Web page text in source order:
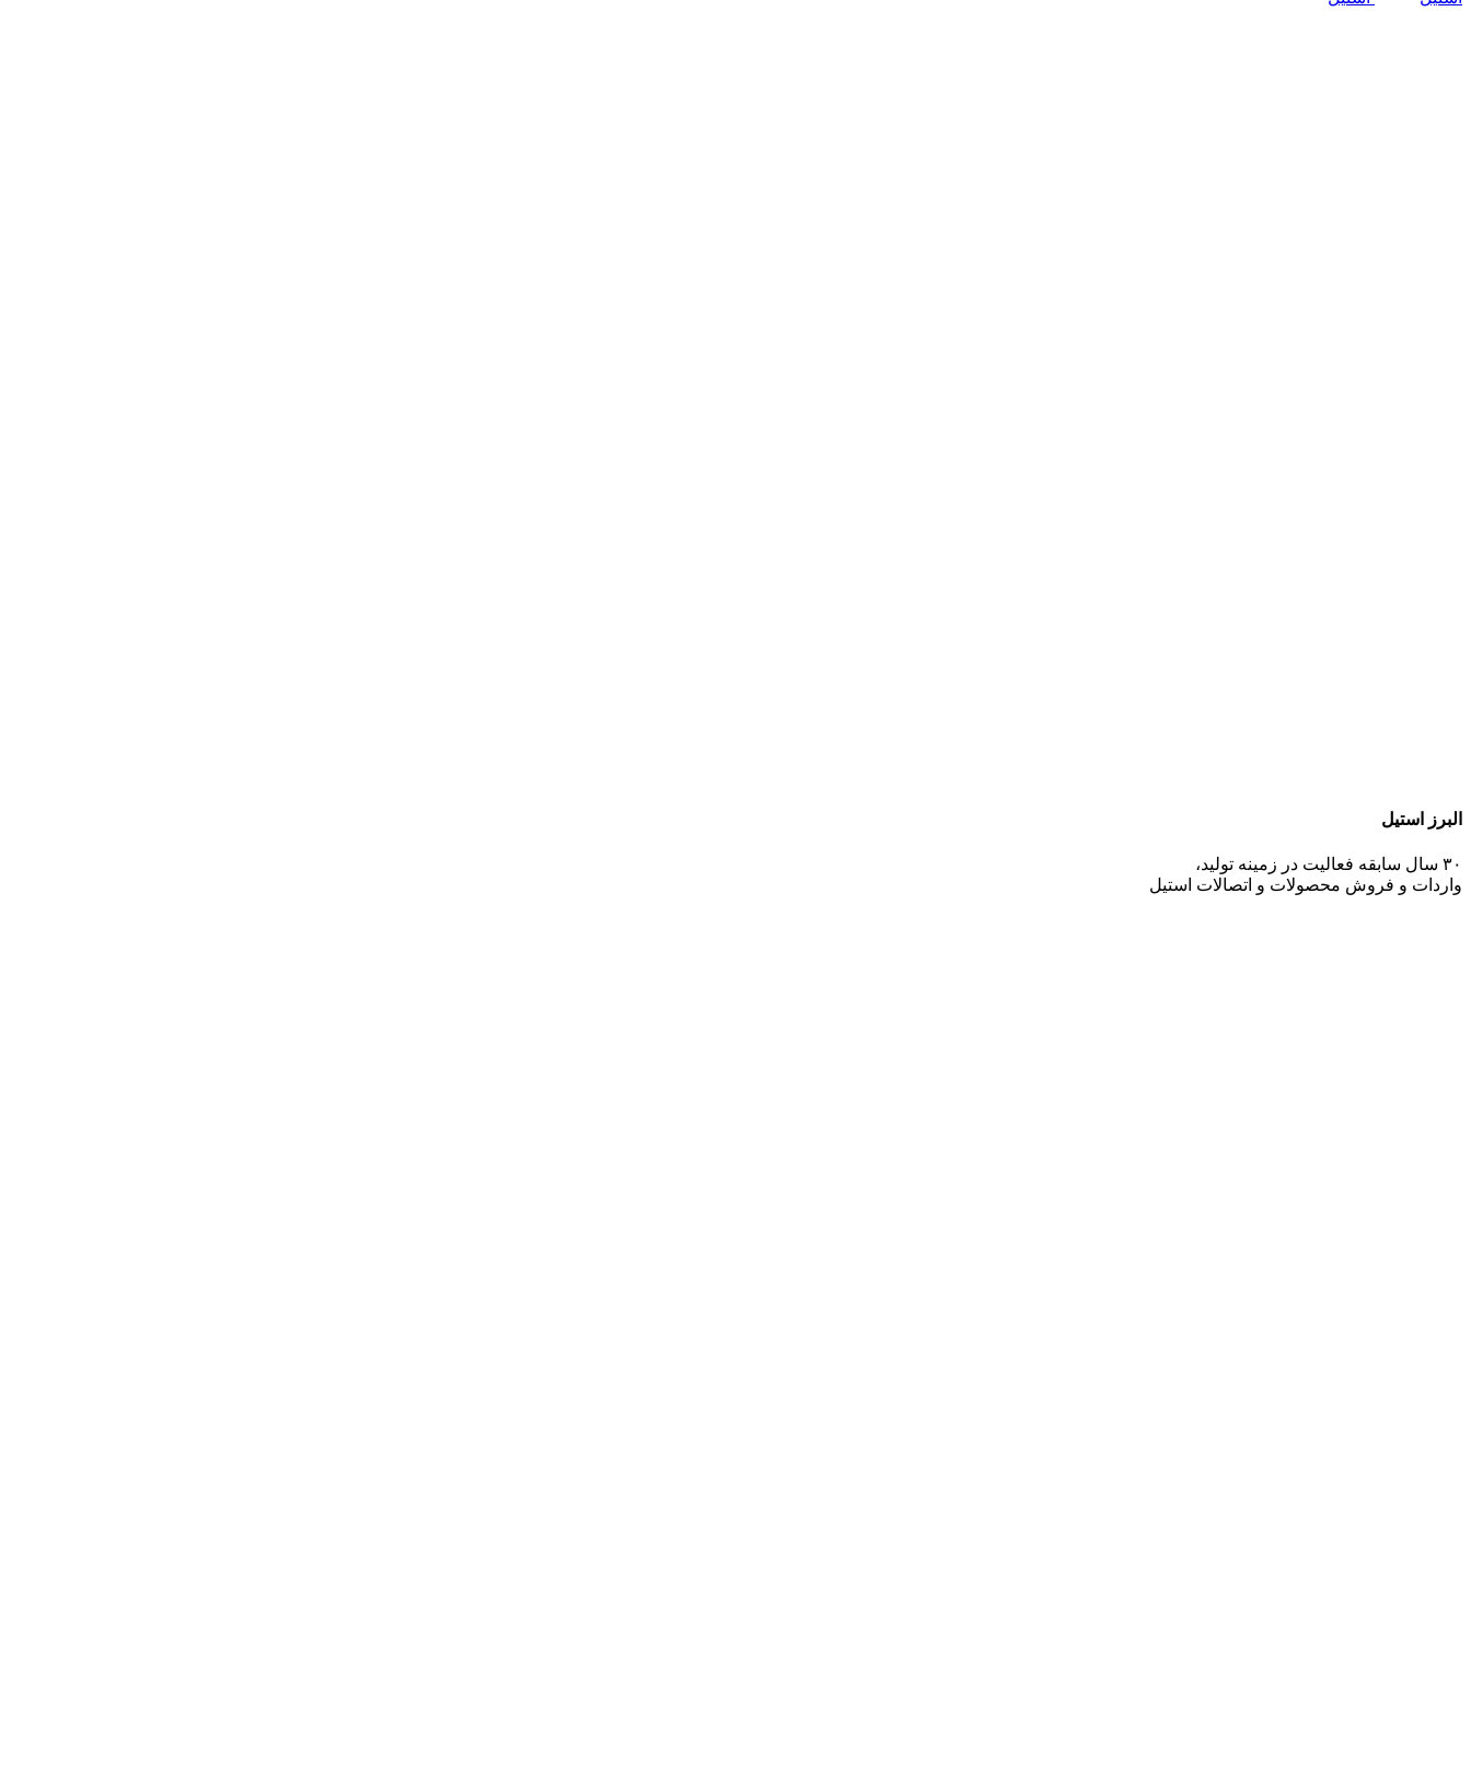
البرز استیل
۳۰ سال سابقه فعالیت در زمینه تولید،
واردات و فروش محصولات و اتصالات استیل